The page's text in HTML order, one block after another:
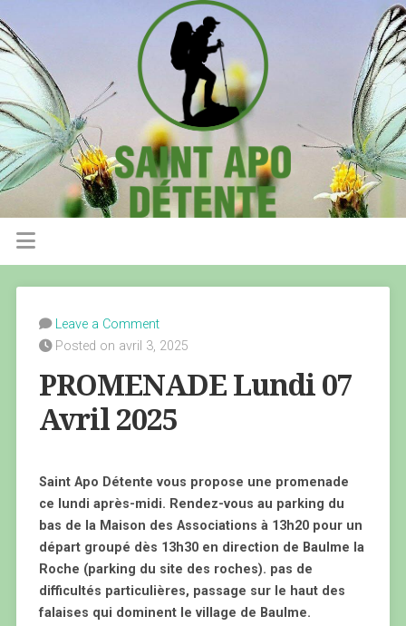
Leave a Comment
Posted on avril 3, 2025
PROMENADE Lundi 07
Avril 2025
Saint Apo Détente vous propose une promenade
ce lundi après-midi. Rendez-vous au parking du
bas de la Maison des Associations à 13h20 pour un
départ groupé dès 13h30 en direction de Baulme la
Roche (parking du site des roches). pas de
difficultés particulières, passage sur le haut des
falaises qui dominent le village de Baulme.